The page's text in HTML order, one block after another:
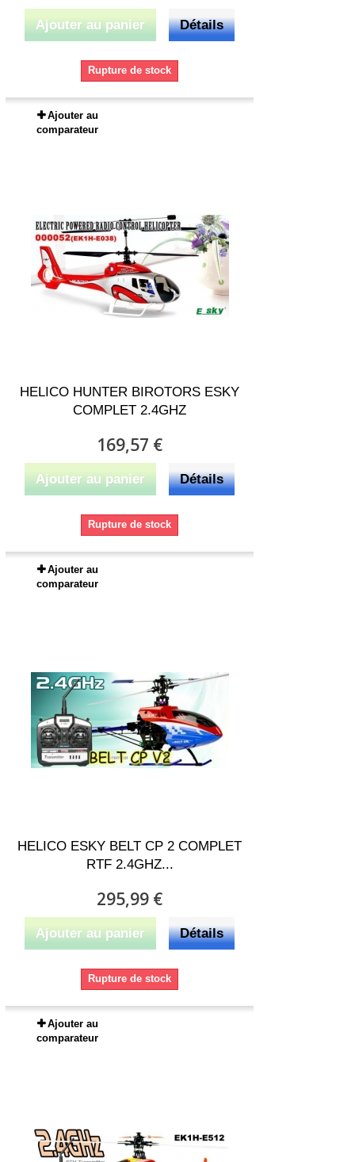
Ajouter au panier Détails
Rupture de stock
Ajouter au
comparateur
HELICO HUNTER BIROTORS ESKY
COMPLET 2.4GHZ
169,57 €
Ajouter au panier Détails
Rupture de stock
Ajouter au
comparateur
HELICO ESKY BELT CP 2 COMPLET
RTF 2.4GHZ...
295,99 €
Ajouter au panier Détails
Rupture de stock
Ajouter au
comparateur